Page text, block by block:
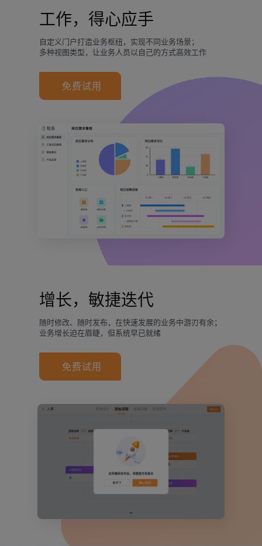
工作，得心应手
自定义门户打造业务枢纽，实现不同业务场景；
多种视图类型，让业务人员以自己的方式高效工作
免费试用
增长，敏捷迭代
随时修改、随时发布，在快速发展的业务中游刃有余；
业务增长迫在眉睫，但系统早已就绪
免费试用